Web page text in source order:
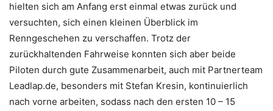
hielten sich am Anfang erst einmal etwas zurück und
versuchten, sich einen kleinen Überblick im
Renngeschehen zu verschaffen. Trotz der
zurückhaltenden Fahrweise konnten sich aber beide
Piloten durch gute Zusammenarbeit, auch mit Partnerteam
Leadlap.de, besonders mit Stefan Kresin, kontinuierlich
nach vorne arbeiten, sodass nach den ersten 10 – 15